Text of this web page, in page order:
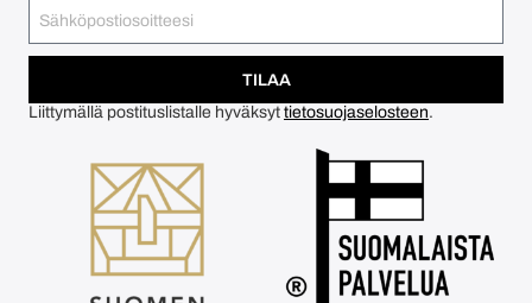
TILAA
Liittymällä postituslistalle hyväksyt tietosuojaselosteen.